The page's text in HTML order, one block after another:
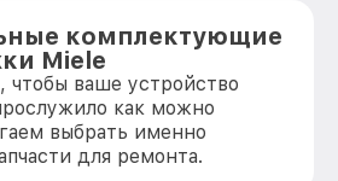
комплектующие
Miele
чтобы ваше устройство
как можно
выбрать именно
для ремонта.